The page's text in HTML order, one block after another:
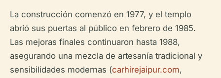
La construcción comenzó en 1977, y el templo
abrió sus puertas al público en febrero de 1985.
Las mejoras finales continuaron hasta 1988,
asegurando una mezcla de artesanía tradicional y
sensibilidades modernas (carhirejaipur.com,